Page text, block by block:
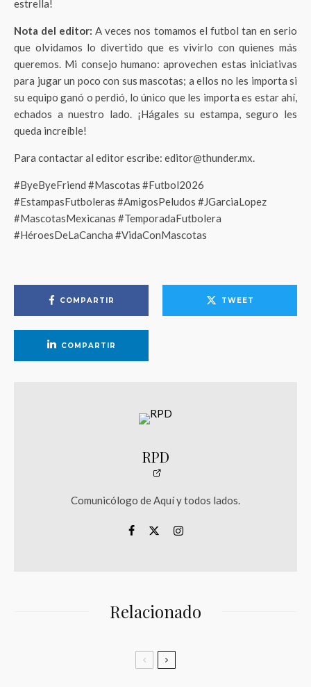
estrella!
Nota del editor: A veces nos tomamos el futbol tan en serio
que olvidamos lo divertido que es vivirlo con quienes más
queremos. Mi consejo humano: aprovechen estas iniciativas
para jugar un poco con sus mascotas; a ellos no les importa si
su equipo ganó o perdió, lo único que les importa es estar ahí,
echados a nuestro lado. ¡Hágales su estampa, seguro les
queda increíble!
Para contactar al editor escribe: editor@thunder.mx.
#ByeByeFriend #Mascotas #Futbol2026
#EstampasFutboleras #AmigosPeludos #JGarciaLopez
#MascotasMexicanas #TemporadaFutbolera
#HéroesDeLaCancha #VidaConMascotas
COMPARTIR TWEET
COMPARTIR
RPD
Comunicólogo de Aquí y todos lados.
Relacionado